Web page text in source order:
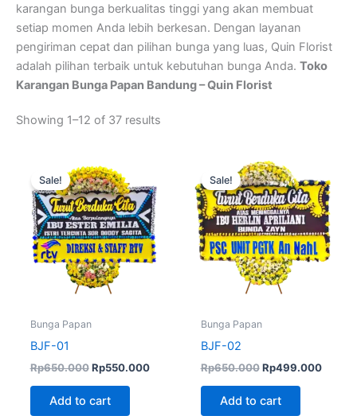
karangan bunga berkualitas tinggi yang akan membuat
setiap momen Anda lebih berkesan. Dengan layanan
pengiriman cepat dan pilihan bunga yang luas, Quin Florist
adalah pilihan terbaik untuk kebutuhan bunga Anda. Toko
Karangan Bunga Papan Bandung – Quin Florist
Showing 1–12 of 37 results
Sale!
Bunga Papan
BJF-01
Rp650.000
price
was:
Rp650.000.
Rp550.000
is:
Rp550.000.
Add to cart
Sale!
Bunga Papan
BJF-02
Rp650.000
Original
price
was:
Rp650.000.
Rp499.000
is:
Add to cart